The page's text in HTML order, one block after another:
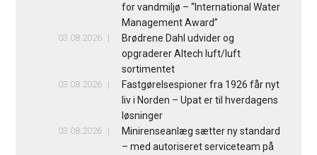
for vandmiljø – “International Water
Management Award”
03.08.2026
Brødrene Dahl udvider og
opgraderer Altech luft/luft
sortimentet
03.08.2026
Fastgørelsespioner fra 1926 får nyt
liv i Norden – Upat er til hverdagens
løsninger
03.08.2026
Minirenseanlæg sætter ny standard
– med autoriseret serviceteam på